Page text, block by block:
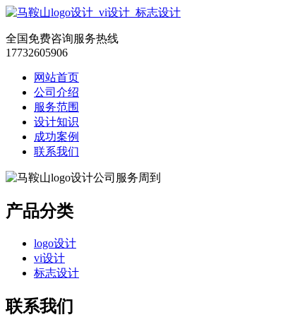
全国免费咨询服务热线
17732605906
网站首页
公司介绍
服务范围
设计知识
成功案例
联系我们
产品分类
logo设计
vi设计
标志设计
联系我们